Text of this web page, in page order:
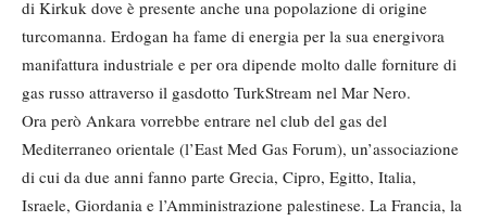
di Kirkuk dove è presente anche una popolazione di origine
turcomanna. Erdogan ha fame di energia per la sua energivora
manifattura industriale e per ora dipende molto dalle forniture di
gas russo attraverso il gasdotto TurkStream nel Mar Nero.
Ora però Ankara vorrebbe entrare nel club del gas del
Mediterraneo orientale (l’East Med Gas Forum), un’associazione
di cui da due anni fanno parte Grecia, Cipro, Egitto, Italia,
Israele, Giordania e l’Amministrazione palestinese. La Francia, la